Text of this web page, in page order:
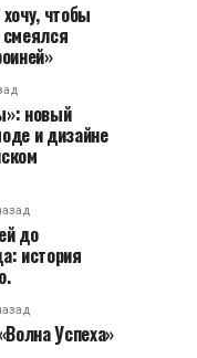
чтобы
смеялся
новый
и дизайне
до
история
Успеха»